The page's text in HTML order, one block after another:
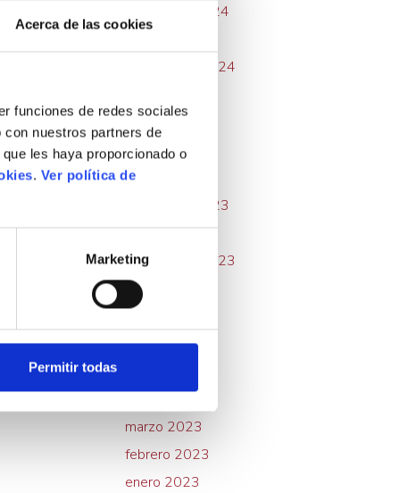
Acerca de las cookies
funciones de redes sociales
nuestros partners de
les haya proporcionado o
. Ver política de
Marketing
Permitir todas
noviembre 2024
septiembre 2024
mayo 2024
febrero 2024
enero 2024
noviembre 2023
octubre 2023
septiembre 2023
agosto 2023
junio 2023
marzo 2023
febrero 2023
enero 2023